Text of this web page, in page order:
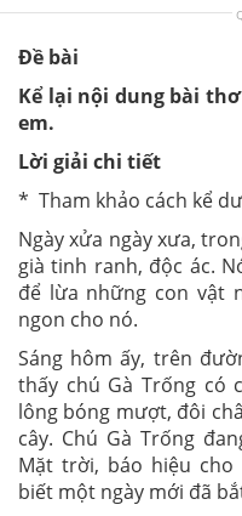
Đề bài
Kể lại nội dung bài
em.
Lời giải chi tiết
* Tham khảo cách kể
Ngày xửa ngày xưa,
già tinh ranh, độc ác.
để lừa những con vật
ngon cho nó.
Sáng hôm ấy, trên
thấy chú Gà Trống có
lông bóng mượt, đôi
cây. Chú Gà Trống
Mặt trời, báo hiệu
biết một ngày mới đã